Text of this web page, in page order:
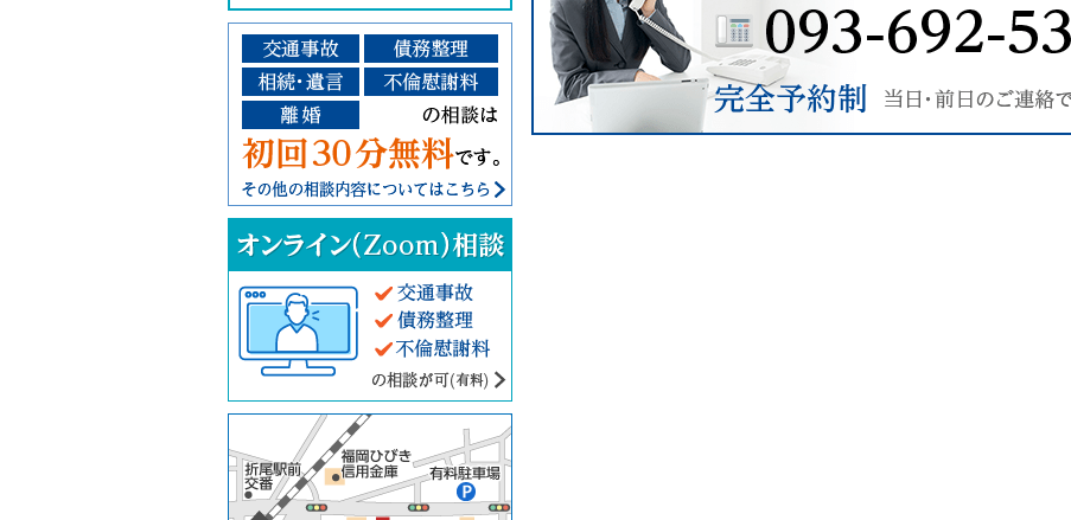
法律相談お申込み
完全予約制
ご予約受付：093-692-5366（平日9:00～18:00 土曜9:00～12:00）
ネット予約24時間受付中
当日・前日のご連絡でも空きがあれば相談可能です。
その他の相談内容についてはこちら